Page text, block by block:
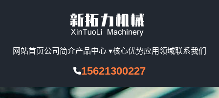
网站首页公司简介产品中心 ▾核心优势应用领域联系我们
15621300227